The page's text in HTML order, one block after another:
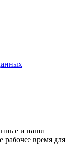
и наши
время для